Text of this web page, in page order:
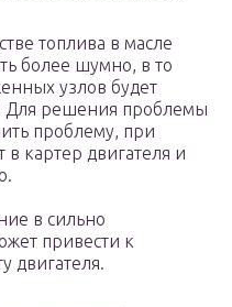
топлива в масле
более шумно, в то
узлов будет
Для решения проблемы
проблему, при
картер двигателя и
в сильно
привести к
двигателя.